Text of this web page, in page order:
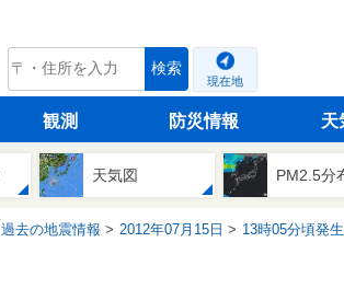
tenki.jp 検索
現在地
観測 防災情報 天
天気図 PM2.5分
過去の地震情報 2012年07月15日 13時05分頃発